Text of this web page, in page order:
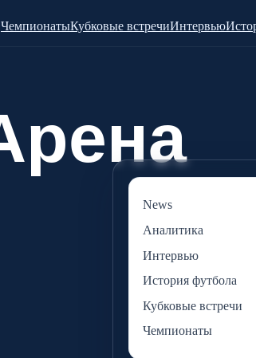
ЧемпионатыКубковые встречиИнтервью
News
Аналитика
Интервью
История футбола
Кубковые встречи
Чемпионаты